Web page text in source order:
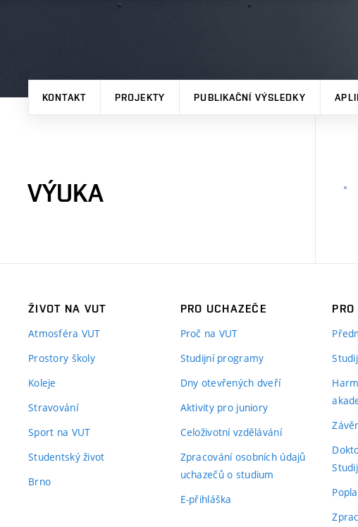
KONTAKT PROJEKTY PUBLIKAČNÍ VÝSLEDKY
VÝUKA
ŽIVOT NA VUT
Atmosféra VUT
Prostory školy
Koleje
Stravování
Sport na VUT
Studentský život
Brno
PRO UCHAZEČE
Proč na VUT
Studijní programy
Dny otevřených dveří
Aktivity pro juniory
Celoživotní vzdělávání
Zpracování osobních údajů
uchazečů o studium
E-přihláška